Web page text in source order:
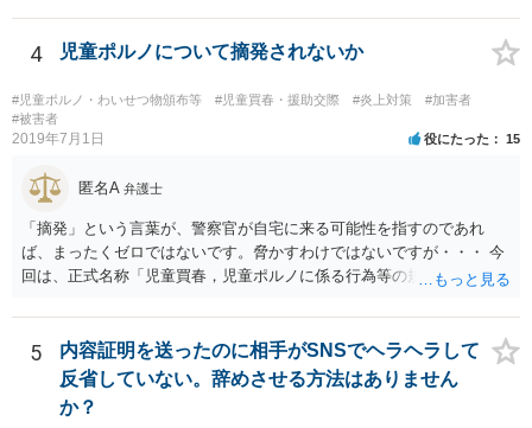
合には、同様に考えます。 よろしくお願いいたします。
4 児童ポルノについて摘発されないか
#児童ポルノ・わいせつ物頒布等 #児童買春・援助交際 #炎上対策
#加害者
#被害者
2019年7月1日 役にたった 15
匿名A 弁護士
「摘発」という言葉が、警察官が自宅に来る可能性を指すのであれ
ば、まったくゼロではないです。脅かすわけではないですが・・・ 今
回は、正式名称「児童買春，児童ポルノに係る行為等の規制及び処罰
あります。 自分の意思でダウンロードした時点で所持したことになる
ため、厳密に言えば動画を消去しても犯罪は既に成立してしまってい
ます。また、捜査の過程で、販売履歴やダウンロードした先を警察が
把握することもあり得ます。 ただし、現に動画を消去している場合
は、自宅に警察官が来る・家宅捜索をされる可能性はあっても、逮捕
5
内容証明を送ったのに相手がSNSでヘラヘラして
反省していない。辞めさせる方法はありません
か？